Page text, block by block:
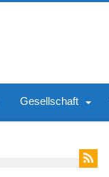
Gesellschaft